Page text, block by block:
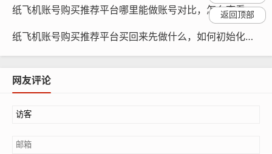
纸飞机账号购买推荐平台哪里能做账号对比，怎么查看差异与为什么要对比策略
纸飞机账号购买推荐平台买回来先做什么，如何初始化与什么时候操作更好指南
网友评论
返回顶部